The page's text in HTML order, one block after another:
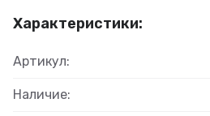
Характеристики:
Артикул:
Наличие: